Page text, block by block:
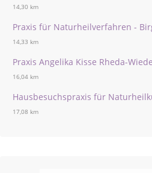
14,30 km
Praxis für Naturheilverfahren -
14,33 km
Praxis Angelika Kisse Rheda-
16,04 km
Hausbesuchspraxis für
17,08 km